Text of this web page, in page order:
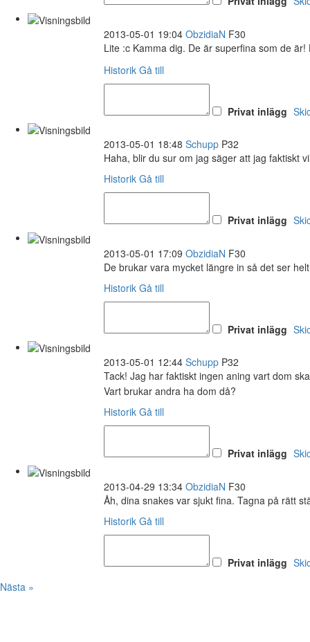
2013-05-01 19:04 ObzidiaN F30
Lite :c Kamma dig. De är superfina som de
Historik Gå till
Privat inlägg
2013-05-01 18:48 Schupp P32
Haha, blir du sur om jag säger att jag faktiskt
Historik Gå till
Privat inlägg
2013-05-01 17:09 ObzidiaN F30
De brukar vara mycket längre in så det ser
Historik Gå till
Privat inlägg
2013-05-01 12:44 Schupp P32
Tack! Jag har faktiskt ingen aning vart dom
Vart brukar andra ha dom då?
Historik Gå till
Privat inlägg
2013-04-29 13:34 ObzidiaN F30
Åh, dina snakes var sjukt fina. Tagna på rätt
Historik Gå till
Privat inlägg
Nästa »